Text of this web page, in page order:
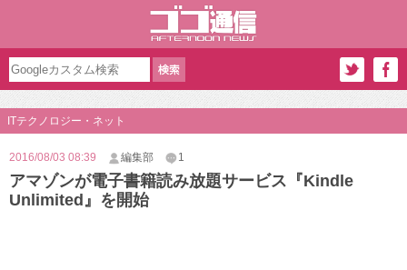
ITテクノロジー・ネット
2016/08/03 08:39 編集部 1
アマゾンが電子書籍読み放題サービス『Kindle
Unlimited』を開始